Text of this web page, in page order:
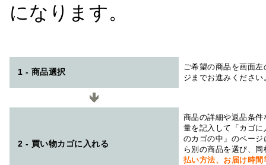
になります。
1 - 商品選択
ご希望の商品を画面
ジまでお進みください
2 - 買い物カゴに入れる
商品の詳細や返品条
量を記入して「カゴ
のカゴの中」のペー
ら別の商品を選び、
払い方法、お届け時